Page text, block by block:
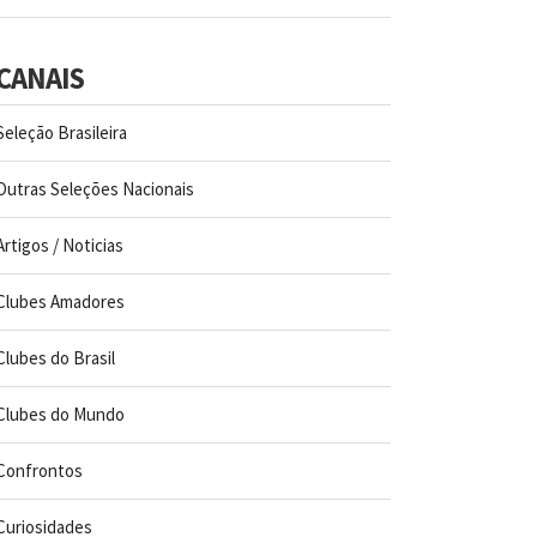
Brasileira
Seleções Nacionais
/ Noticias
Amadores
do Brasil
do Mundo